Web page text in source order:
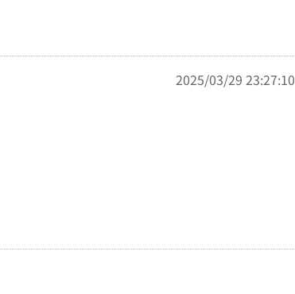
2025/03/29 23:27:10